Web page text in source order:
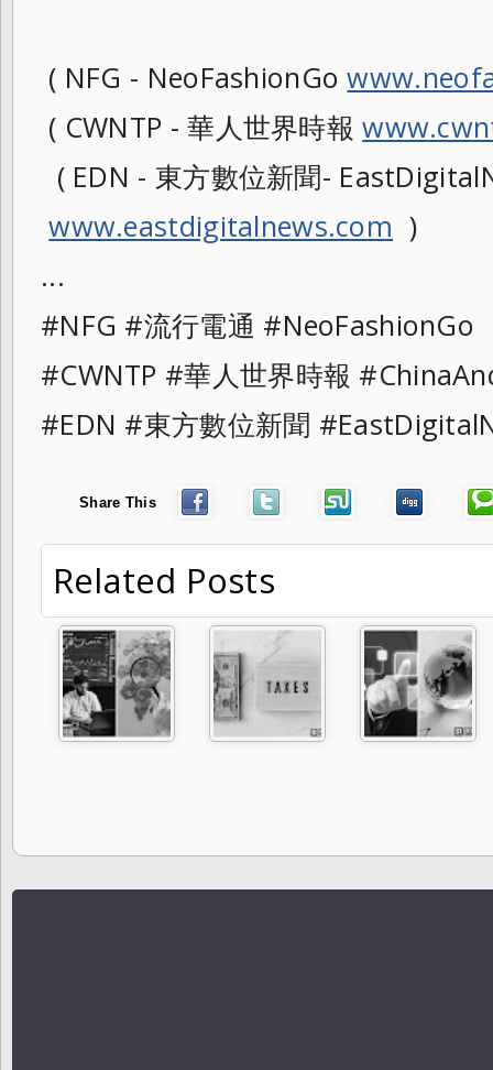
( NFG - NeoFashionGo
( CWNTP - 華人世界時報
( EDN - 東方數位新聞-
www.eastdigitalnews.com )
...
#NFG #流行電通
#CWNTP #華人世界時報
#EDN #東方數位新聞
Share This
Related Posts